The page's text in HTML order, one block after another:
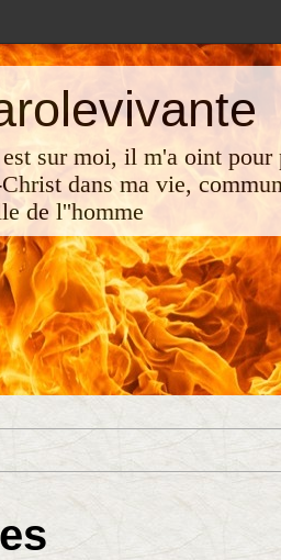
sur moi, il m'a oint
dans ma vie,
de l''homme